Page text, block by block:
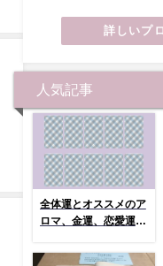
詳しいプ
人気記事
全体運とオススメのア
ロマ、金運、恋愛運、
プ！